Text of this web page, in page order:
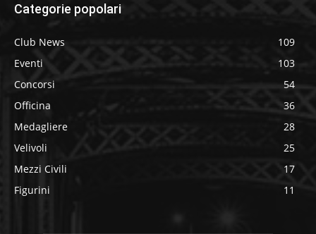
Categorie popolari
Club News
109
Eventi
103
Concorsi
54
Officina
36
Medagliere
28
Velivoli
25
Mezzi Civili
17
Figurini
11